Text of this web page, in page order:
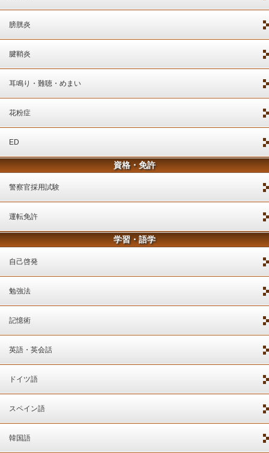
膀胱炎
腱鞘炎
耳鳴り・難聴・めまい
花粉症
ED
資格・免許
警察官採用試験
運転免許
学習・語学
自己啓発
勉強法
記憶術
英語・英会話
ドイツ語
スペイン語
韓国語